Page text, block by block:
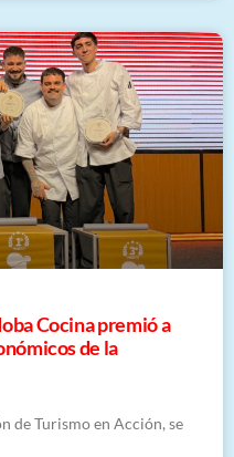
Cocina premió a
de la
de Turismo en Acción, se